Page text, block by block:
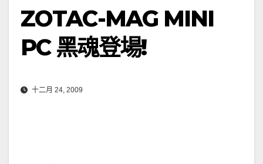
ZOTAC-MAG MINI
PC 黑魂登場!
十二月 24, 2009